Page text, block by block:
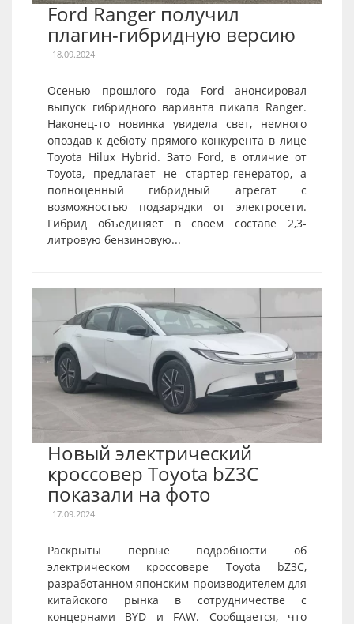
Ford Ranger получил
плагин-гибридную версию
18.09.2024
Осенью прошлого года Ford анонсировал
выпуск гибридного варианта пикапа Ranger.
Наконец-то новинка увидела свет, немного
опоздав к дебюту прямого конкурента в лице
Toyota Hilux Hybrid. Зато Ford, в отличие от
Toyota, предлагает не стартер-генератор, а
полноценный гибридный агрегат с
возможностью подзарядки от электросети.
Гибрид объединяет в своем составе 2,3-
литровую бензиновую...
Новый электрический
кроссовер Toyota bZ3C
показали на фото
17.09.2024
Раскрыты первые подробности об
электрическом кроссовере Toyota bZ3C,
разработанном японским производителем для
китайского рынка в сотрудничестве с
концернами BYD и FAW. Сообщается, что